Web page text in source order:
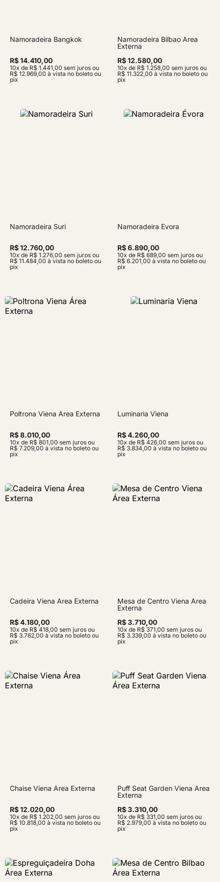
Namoradeira Bangkok
R$ 14.410,00
10x de R$ 1.441,00 sem juros ou
R$ 12.969,00 à vista no boleto ou
pix
Namoradeira Bilbao Área
Externa
R$ 12.580,00
10x de R$ 1.258,00 sem juros ou
R$ 11.322,00 à vista no boleto ou
pix
Namoradeira Suri
R$ 12.760,00
10x de R$ 1.276,00 sem juros ou
R$ 11.484,00 à vista no boleto ou
pix
Namoradeira Évora
R$ 6.890,00
10x de R$ 689,00 sem juros ou
R$ 6.201,00 à vista no boleto ou
pix
Poltrona Viena Área Externa
R$ 8.010,00
10x de R$ 801,00 sem juros ou
R$ 7.209,00 à vista no boleto ou
pix
Luminaria Viena
R$ 4.260,00
10x de R$ 426,00 sem juros ou
R$ 3.834,00 à vista no boleto ou
pix
Cadeira Viena Área Externa
R$ 4.180,00
10x de R$ 418,00 sem juros ou
R$ 3.762,00 à vista no boleto ou
pix
Mesa de Centro Viena Área
Externa
R$ 3.710,00
10x de R$ 371,00 sem juros ou
R$ 3.339,00 à vista no boleto ou
pix
Chaise Viena Área Externa
R$ 12.020,00
10x de R$ 1.202,00 sem juros ou
R$ 10.818,00 à vista no boleto ou
pix
Puff Seat Garden Viena Área
Externa
R$ 3.310,00
10x de R$ 331,00 sem juros ou
R$ 2.979,00 à vista no boleto ou
pix